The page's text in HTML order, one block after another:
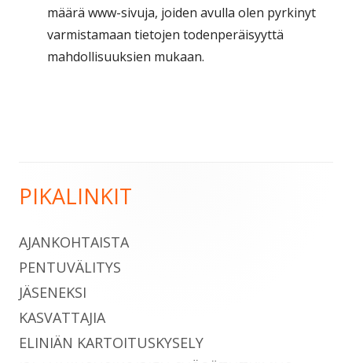
määrä www-sivuja, joiden avulla olen pyrkinyt
varmistamaan tietojen todenperäisyyttä
mahdollisuuksien mukaan.
Sivupalkki
PIKALINKIT
AJANKOHTAISTA
PENTUVÄLITYS
JÄSENEKSI
KASVATTAJIA
ELINIÄN KARTOITUSKYSELY